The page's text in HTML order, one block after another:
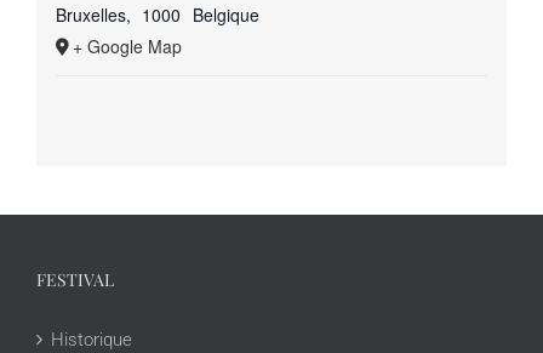
Bruxelles, 1000 Belgique
+ Google Map
FESTIVAL
Historique